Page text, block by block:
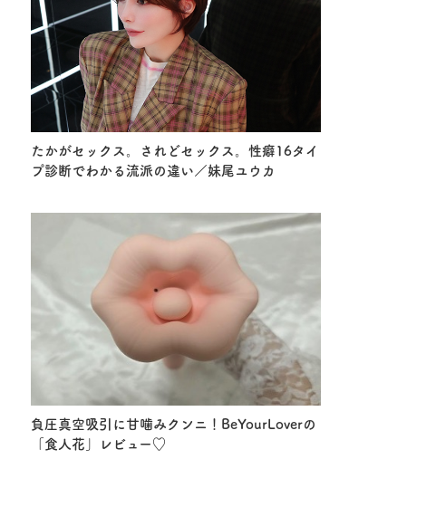
たかがセックス。されどセックス。性癖16タイ
プ診断でわかる流派の違い／妹尾ユウカ
負圧真空吸引に甘噛みクンニ！BeYourLoverの
「食人花」レビュー♡